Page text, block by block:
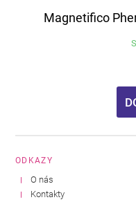
Magnetifico
ODKAZY
O nás
Kontakty